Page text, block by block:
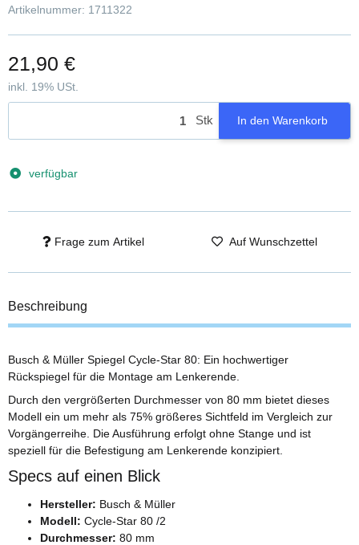
Artikelnummer: 1711322
21,90 €
inkl. 19% USt.
Stk In den Warenkorb
verfügbar
Frage zum Artikel Auf Wunschzettel
Beschreibung
Busch & Müller Spiegel Cycle-Star 80: Ein hochwertiger
Rückspiegel für die Montage am Lenkerende.
Durch den vergrößerten Durchmesser von 80 mm bietet dieses
Modell ein um mehr als 75% größeres Sichtfeld im Vergleich zur
Vorgängerreihe. Die Ausführung erfolgt ohne Stange und ist
speziell für die Befestigung am Lenkerende konzipiert.
Specs auf einen Blick
Hersteller: Busch & Müller
Modell: Cycle-Star 80 /2
Durchmesser: 80 mm